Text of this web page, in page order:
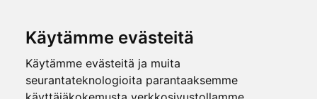
Käytämme evästeitä
Käytämme evästeitä ja muita
seurantateknologioita parantaaksemme